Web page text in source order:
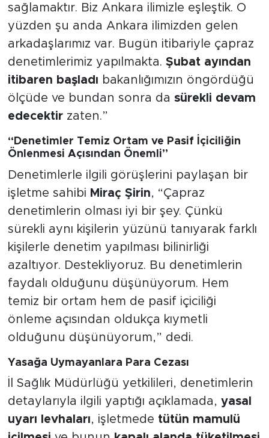
sağlamaktır. Biz Ankara ilimizle eşleştik. O
yüzden şu anda Ankara ilimizden gelen
arkadaşlarımız var. Bugün itibariyle çapraz
denetimlerimiz yapılmakta. Şubat ayından
itibaren başladı bakanlığımızın öngördüğü
ölçüde ve bundan sonra da sürekli devam
edecektirzaten.”
“Denetimler Temiz Ortam ve Pasif İçiciliğin
Önlenmesi Açısından Önemli”
Denetimlerle ilgili görüşlerini paylaşan bir
işletme sahibi Miraç Şirin, “Çapraz
denetimlerin olması iyi bir şey. Çünkü
sürekli aynı kişilerin yüzünü tanıyarak farklı
kişilerle denetim yapılması bilinirliği
azaltıyor. Destekliyoruz. Bu denetimlerin
faydalı olduğunu düşünüyorum. Hem
temiz bir ortam hem de pasif içiciliği
önleme açısından oldukça kıymetli
olduğunu düşünüyorum,” dedi.
Yasağa Uymayanlara Para Cezası
İl Sağlık Müdürlüğü yetkilileri, denetimlerin
detaylarıyla ilgili yaptığı açıklamada, yasal
uyarı levhaları, işletmede tütün mamulü